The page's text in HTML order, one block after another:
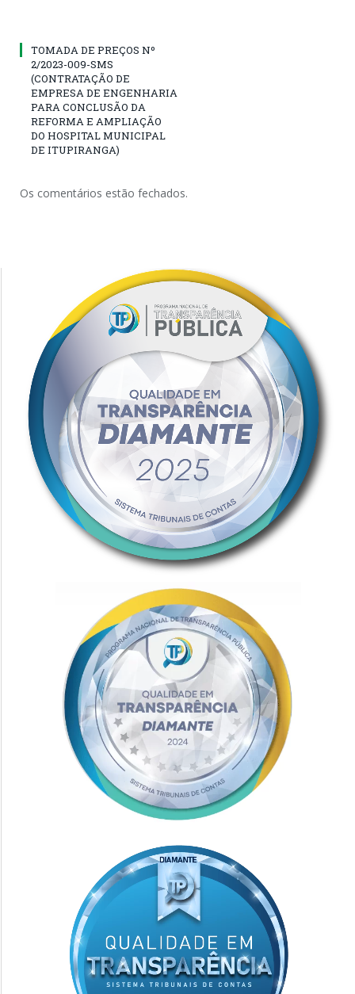
TOMADA DE PREÇOS Nº
2/2023-009-SMS
(CONTRATAÇÃO DE
EMPRESA DE ENGENHARIA
PARA CONCLUSÃO DA
REFORMA E AMPLIAÇÃO
DO HOSPITAL MUNICIPAL
DE ITUPIRANGA)
Os comentários estão fechados.